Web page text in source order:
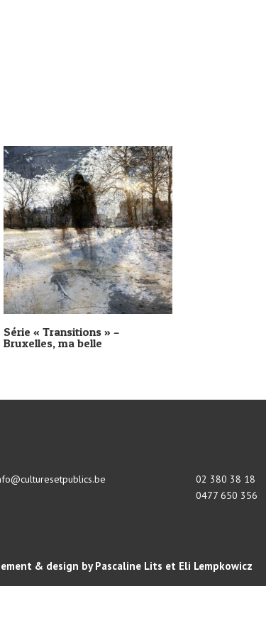
Série « Transitions » –
Bruxelles, ma belle
02 380 38 18
0477 650 356
& design by Pascaline Lits et Eli Lempkowicz